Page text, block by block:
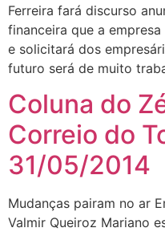
Ferreira fará discurso
financeira que a
e solicitará dos
futuro será de muito
Coluna do
Correio do
31/05/2014
Mudanças pairam no ar
Valmir Queiroz Mariano